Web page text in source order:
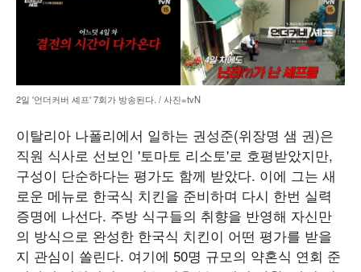
2일 '언더커버 셰프' 7회가 방송된다. / 사진=tvN
이탈리아 나폴리에서 일하는 권성준(위장명 샘 권)은
직원 식사로 선보인 '토마토 리소토'로 호평받았지만,
구성이 단순하다는 평가도 함께 받았다. 이에 그는 새
로운 메뉴로 한국식 치킨을 준비하며 다시 한번 실력
증명에 나선다. 주방 식구들의 취향을 반영해 자신만
의 방식으로 완성한 한국식 치킨이 어떤 평가를 받을
지 관심이 쏠린다. 여기에 50명 규모의 약혼식 연회 준